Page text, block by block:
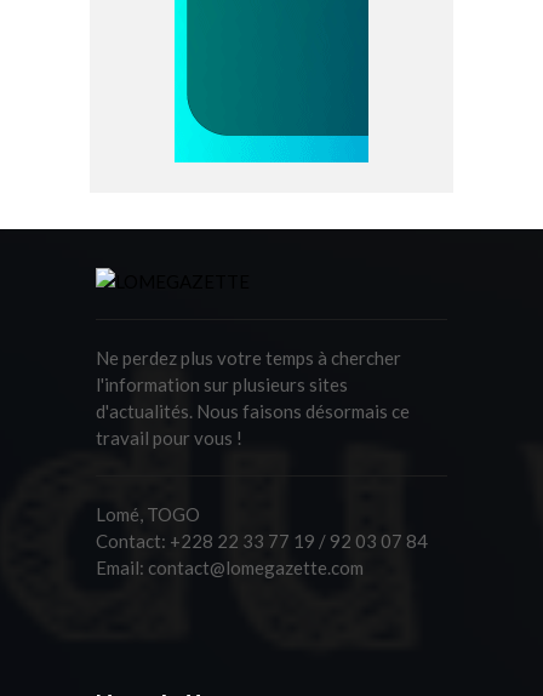
Ne perdez plus votre temps à chercher
l'information sur plusieurs sites
d'actualités. Nous faisons désormais ce
travail pour vous !
Lomé, TOGO
Contact: +228 22 33 77 19 / 92 03 07 84
Email: contact@lomegazette.com